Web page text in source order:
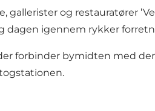
og restauratører
igennem rykker
forbinder bymidten med